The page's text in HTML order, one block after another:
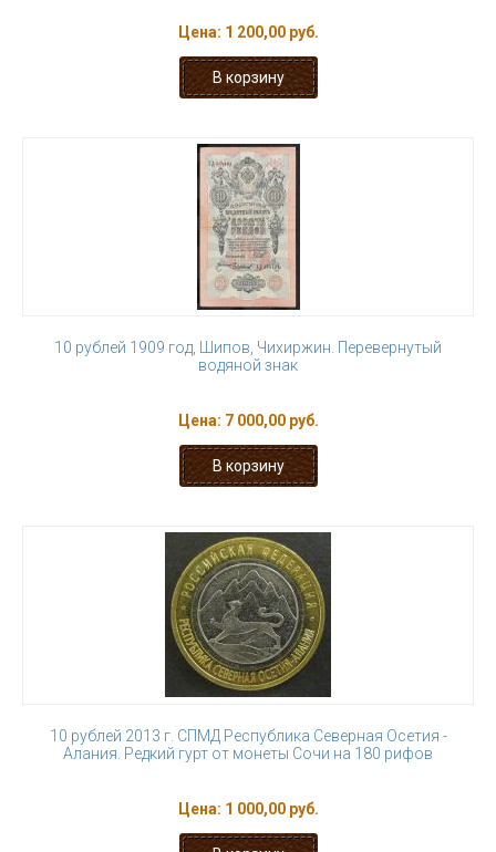
Цена: 1 200,00 руб.
10 рублей 1909 год, Шипов, Чихиржин. Перевернутый
водяной знак
Цена: 7 000,00 руб.
10 рублей 2013 г. СПМД Республика Северная Осетия -
Алания. Редкий гурт от монеты Сочи на 180 рифов
Цена: 1 000,00 руб.